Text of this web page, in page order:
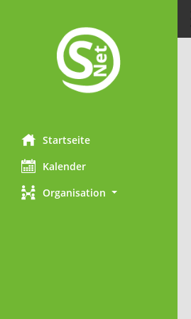
Startseite
Kalender
Organisation